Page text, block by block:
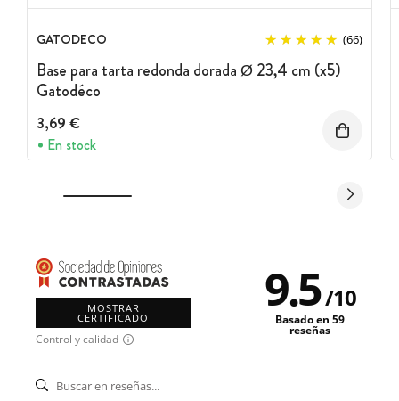
GATODECO (66)
Base para tarta redonda dorada Ø 23,4 cm (x5)
Gatodéco
3,69 €
En stock
MOSTRAR
CERTIFICADO
Control y calidad
9.5/10
Basado en 59
reseñas